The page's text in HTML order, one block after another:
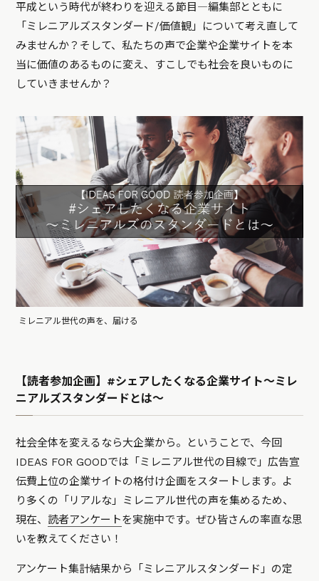
平成という時代が終わりを迎える節目―編集部とともに
「ミレニアルズスタンダード/価値観」について考え直して
みませんか？そして、私たちの声で企業や企業サイトを本
当に価値のあるものに変え、すこしでも社会を良いものに
していきませんか？
ミレニアル世代の声を、届ける
【読者参加企画】#シェアしたくなる企業サイト～ミレ
ニアルズスタンダードとは〜
社会全体を変えるなら大企業から。ということで、今回
IDEAS FOR GOODでは「ミレニアル世代の目線で」広告宣
伝費上位の企業サイトの格付け企画をスタートします。よ
り多くの「リアルな」ミレニアル世代の声を集めるため、
現在、読者アンケートを実施中です。ぜひ皆さんの率直な思
いを教えてください！
アンケート集計結果から「ミレニアルスタンダード」の定